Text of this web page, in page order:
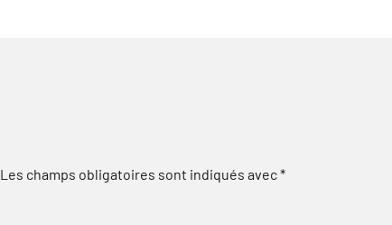
Les champs obligatoires sont indiqués avec*